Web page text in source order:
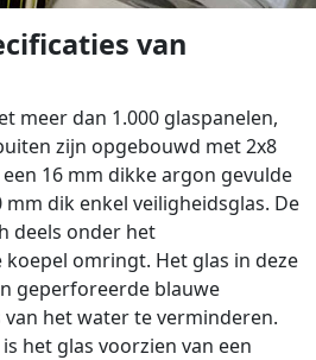
van
meer dan 1.000 glaspanelen,
zijn opgebouwd met 2x8
16 mm dikke argon gevulde
dik enkel veiligheidsglas. De
deels onder het
omringt. Het glas in deze
geperforeerde blauwe
het water te verminderen.
het glas voorzien van een